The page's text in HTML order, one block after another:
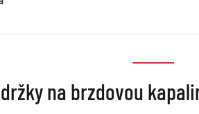
na brzdovou